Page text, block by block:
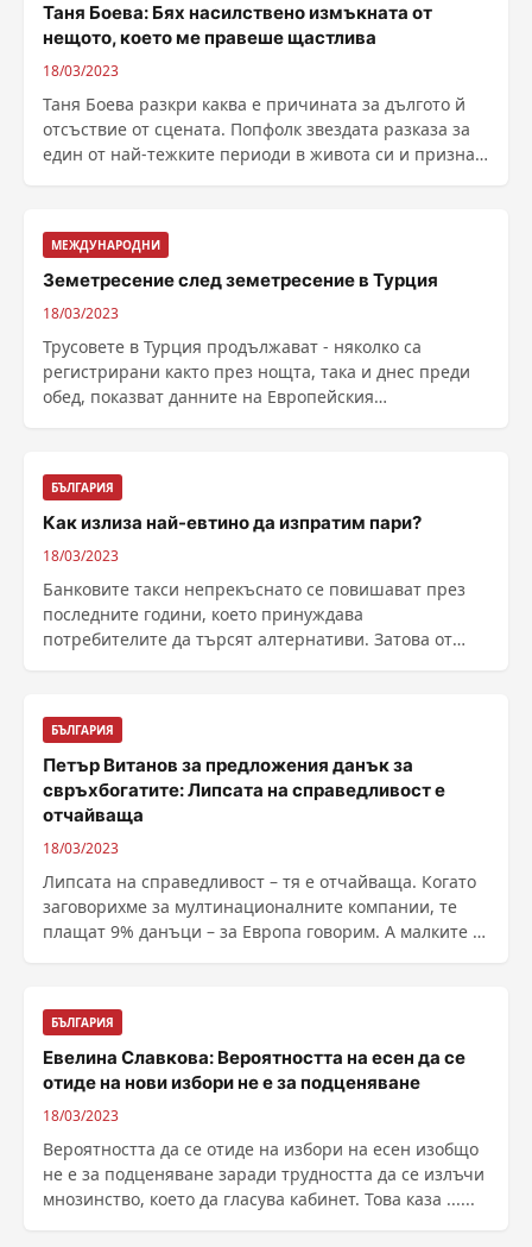
Таня Боева: Бях насилствено измъкната от
нещото, което ме правеше щастлива
18/03/2023
Таня Боева разкри каква е причината за дългото й
отсъствие от сцената. Попфолк звездата разказа за
един от най-тежките периоди в живота си и призна,
МЕЖДУНАРОДНИ
Земетресение след земетресение в Турция
18/03/2023
Трусовете в Турция продължават - няколко са
регистрирани както през нощта, така и днес преди
обед, показват данните на Eвропейския
БЪЛГАРИЯ
Как излиза най-евтино да изпратим пари?
18/03/2023
Банковите такси непрекъснато се повишават през
последните години, което принуждава
потребителите да търсят алтернативи. Затова от
БЪЛГАРИЯ
Петър Витанов за предложения данък за
свръхбогатите: Липсата на справедливост е
отчайваща
18/03/2023
Липсата на справедливост – тя е отчайваща. Когато
заговорихме за мултинационалните компании, те
плащат 9% данъци – за Европа говорим. А малките и
БЪЛГАРИЯ
Евелина Славкова: Вероятността на есен да се
отиде на нови избори не е за подценяване
18/03/2023
Вероятността да се отиде на избори на есен изобщо
не е за подценяване заради трудността да се излъчи
мнозинство, което да гласува кабинет. Това каза ......